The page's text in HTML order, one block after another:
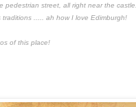
street, all right near the
..... ah how I love Edimburgh!
of this place!